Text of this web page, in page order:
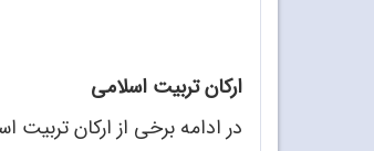
ارکان تربیت اسلامی
در ادامه برخی از ارکان تربیت